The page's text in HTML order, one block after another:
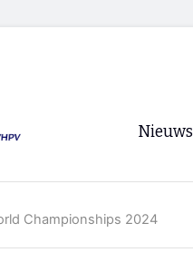
Nieuws
Championships 2024